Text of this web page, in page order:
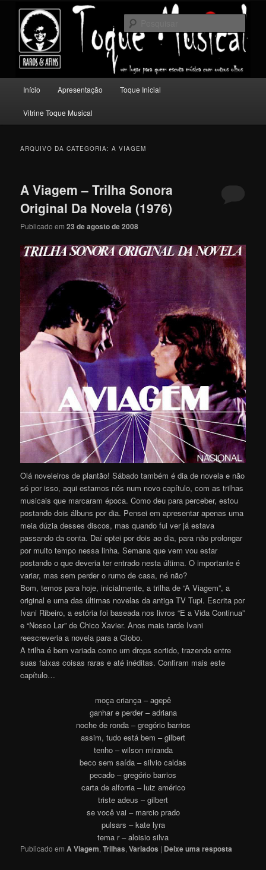
conteúdo
principal
conteúdo
secundário
Toque Musical
Um lugar para quem escuta música com outros olhos.
principal
Início Apresentação Toque Inicial
Vitrine Toque Musical
ARQUIVO DA CATEGORIA:A VIAGEM
A Viagem – Trilha Sonora
Original Da Novela (1976)
Publicado em23 de agosto de 2008
Olá noveleiros de plantão! Sábado também é dia de novela e não
só por isso, aqui estamos nós num novo capítulo, com as trilhas
musicais que marcaram época. Como deu para perceber, estou
postando dois álbuns por dia. Pensei em apresentar apenas uma
meia dúzia desses discos, mas quando fui ver já estava
passando da conta. Daí optei por dois ao dia, para não prolongar
por muito tempo nessa linha. Semana que vem vou estar
postando o que deveria ter entrado nesta última. O importante é
variar, mas sem perder o rumo de casa, né não?
Bom, temos para hoje, inicialmente, a trilha de “A Viagem”, a
original e uma das últimas novelas da antiga TV Tupi. Escrita por
Ivani Ribeiro, a estória foi baseada nos livros “E a Vida Continua”
e “Nosso Lar” de Chico Xavier. Anos mais tarde Ivani
reescreveria a novela para a Globo.
A trilha é bem variada como um drops sortido, trazendo entre
suas faixas coisas raras e até inéditas. Confiram mais este
capítulo…
moça criança – agepê
ganhar e perder – adriana
noche de ronda – gregório barrios
assim, tudo está bem – gilbert
tenho – wilson miranda
beco sem saída – silvio caldas
pecado – gregório barrios
carta de alforria – luiz américo
triste adeus – gilbert
se você vai – marcio prado
pulsars – kate lyra
tema r – aloisio silva
Publicado em A Viagem,Trilhas,Variados | Deixe uma resposta